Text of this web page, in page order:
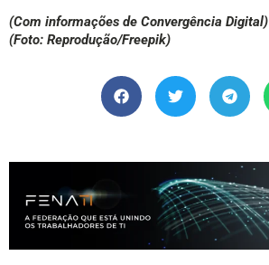
(Com informações de Convergência Digital)
(Foto: Reprodução/Freepik)